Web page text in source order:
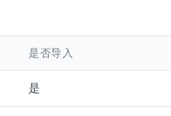
是否导入
是